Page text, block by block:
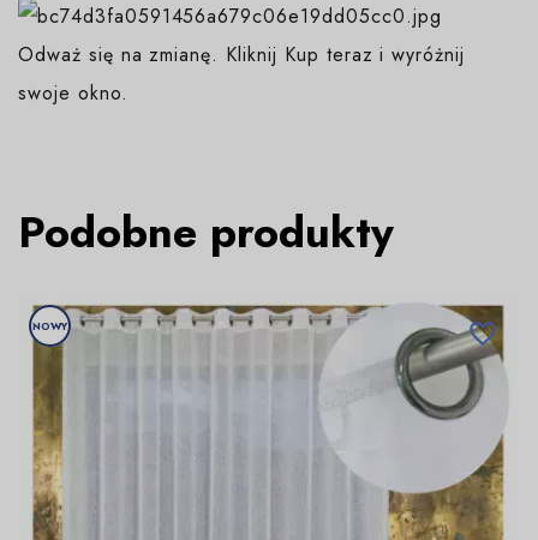
Odważ się na zmianę. Kliknij Kup teraz i wyróżnij
swoje okno.
Podobne produkty
NOWY 